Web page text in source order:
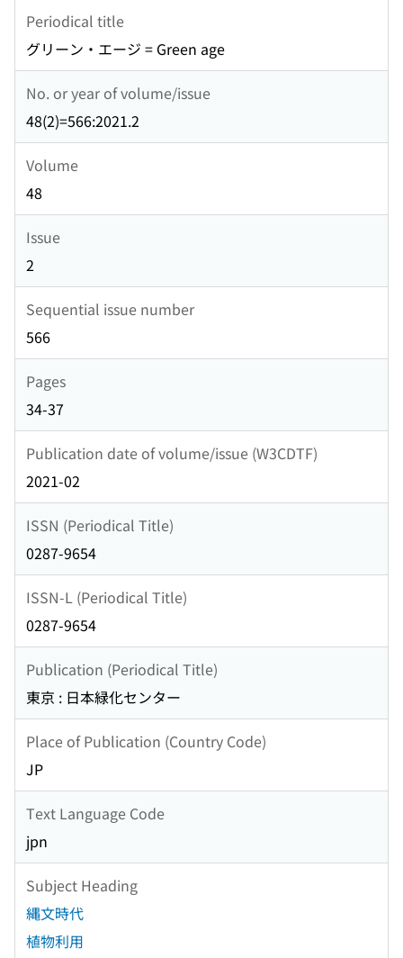
Periodical title
グリーン・エージ = Green age
No. or year of volume/issue
48(2)=566:2021.2
Volume
48
Issue
2
Sequential issue number
566
Pages
34-37
Publication date of volume/issue (W3CDTF)
2021-02
ISSN (Periodical Title)
0287-9654
ISSN-L (Periodical Title)
0287-9654
Publication (Periodical Title)
東京 : 日本緑化センター
Place of Publication (Country Code)
JP
Text Language Code
jpn
Subject Heading
縄文時代
植物利用